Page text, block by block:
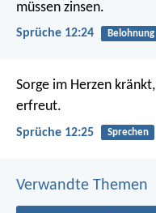
müssen zinsen.
Sprüche 12:24 Belohnung
Sorge im Herzen kränkt,
erfreut.
Sprüche 12:25 Sprechen
Verwandte Themen